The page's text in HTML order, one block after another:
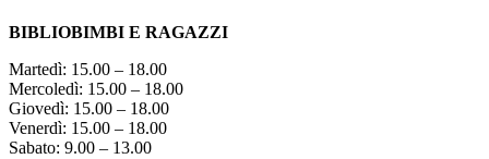
BIBLIOBIMBI E RAGAZZI
Martedì: 15.00 – 18.00
Mercoledì: 15.00 – 18.00
Giovedì: 15.00 – 18.00
Venerdì: 15.00 – 18.00
Sabato: 9.00 – 13.00